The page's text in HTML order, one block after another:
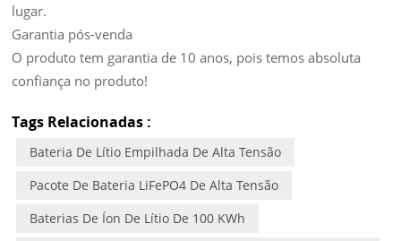
lugar.
Garantia pós-venda
O produto tem garantia de 10 anos, pois temos absoluta
confiança no produto!
Tags Relacionadas :
Bateria De Lítio Empilhada De Alta Tensão
Pacote De Bateria LiFePO4 De Alta Tensão
Baterias De Íon De Lítio De 100 KWh